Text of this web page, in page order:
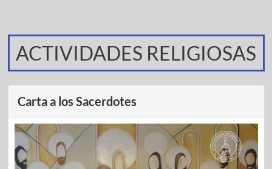
ACTIVIDADES RELIGIOSAS
Carta a los Sacerdotes